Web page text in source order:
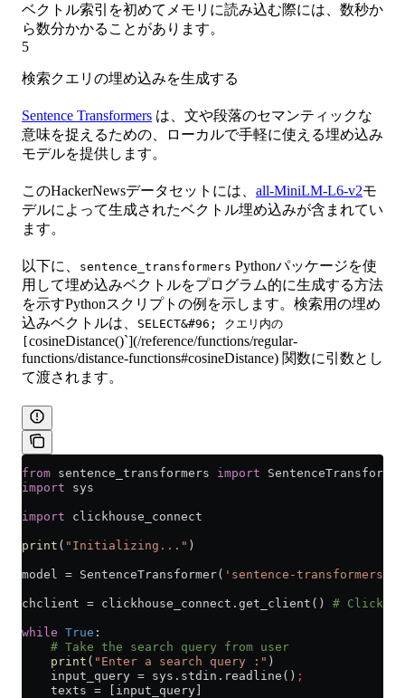
ベクトル索引を初めてメモリに読み込む際には、数秒か
ら数分かかることがあります。
5
検索クエリの埋め込みを生成する
Sentence Transformers は、文や段落のセマンティックな
意味を捉えるための、ローカルで手軽に使える埋め込み
モデルを提供します。
このHackerNewsデータセットには、 all-MiniLM-L6-v2モ
デルによって生成されたベクトル埋め込みが含まれてい
ます。
以下に、 sentence_transformers Pythonパッケージを使
用して埋め込みベクトルをプログラム的に生成する方法
を示すPythonスクリプトの例を示します。検索用の埋め
込みベクトルは、
SELECT&#96; クエリ内の
[cosineDistance()`](/reference/functions/regular-
functions/distance-functions#cosineDistance) 関数に引数とし
て渡されます。
from sentence_transformers import SentenceTransformer
import sys
import clickhouse_connect
print ( "Initializing..." )
model = SentenceTransformer( 'sentence-transformers/
chclient = clickhouse_connect.get_client() #
while True :
    # Take the search query from user
    print
( "Enter a search query :" )
    input_query
= sys.stdin.readline() ;
    texts
= [input_query]